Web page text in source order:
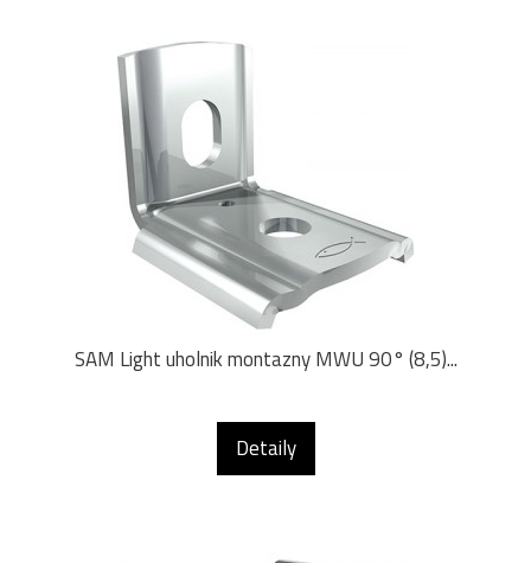
SAM Light uholnik montazny MWU 90° (8,5)...
Detaily